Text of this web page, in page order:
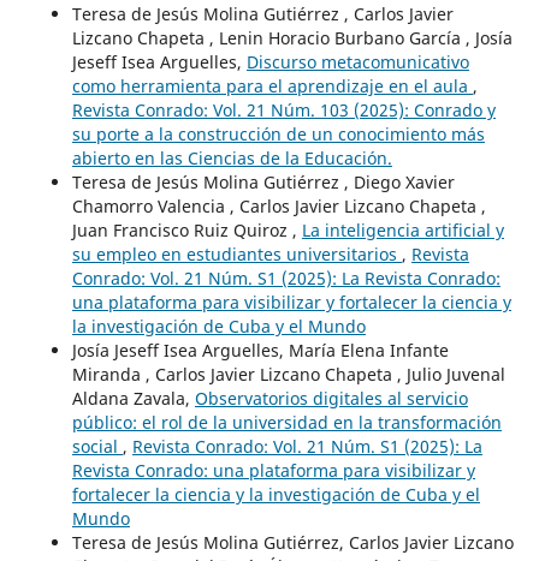
Teresa de Jesús Molina Gutiérrez , Carlos Javier
Lizcano Chapeta , Lenin Horacio Burbano García , Josía
Jeseff Isea Arguelles, Discurso metacomunicativo
como herramienta para el aprendizaje en el aula ,
Revista Conrado: Vol. 21 Núm. 103 (2025): Conrado y
su porte a la construcción de un conocimiento más
abierto en las Ciencias de la Educación.
Teresa de Jesús Molina Gutiérrez , Diego Xavier
Chamorro Valencia , Carlos Javier Lizcano Chapeta ,
Juan Francisco Ruiz Quiroz , La inteligencia artificial y
su empleo en estudiantes universitarios , Revista
Conrado: Vol. 21 Núm. S1 (2025): La Revista Conrado:
una plataforma para visibilizar y fortalecer la ciencia y
la investigación de Cuba y el Mundo
Josía Jeseff Isea Arguelles, María Elena Infante
Miranda , Carlos Javier Lizcano Chapeta , Julio Juvenal
Aldana Zavala, Observatorios digitales al servicio
público: el rol de la universidad en la transformación
social , Revista Conrado: Vol. 21 Núm. S1 (2025): La
Revista Conrado: una plataforma para visibilizar y
fortalecer la ciencia y la investigación de Cuba y el
Mundo
Teresa de Jesús Molina Gutiérrez, Carlos Javier Lizcano